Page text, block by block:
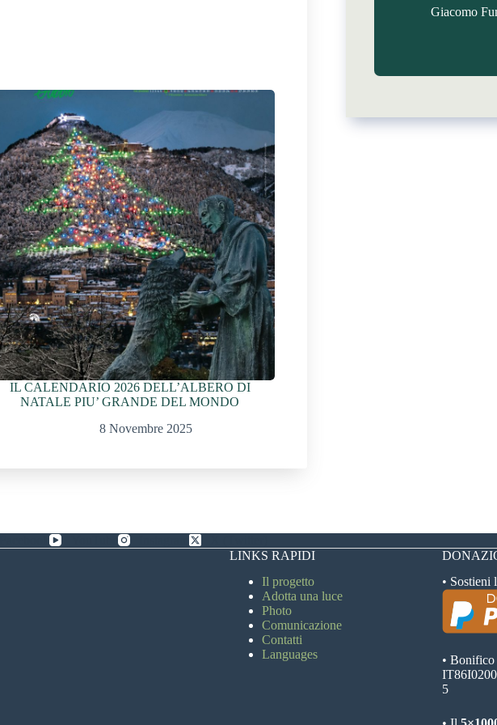
IL CALENDARIO 2026 DELL’ALBERO DI
NATALE PIU’ GRANDE DEL MONDO
8 Novembre 2025
Giacomo
Facebook
LINKS RAPIDI
Il progetto
Adotta una luce
Photo
Comunicazione
Contatti
Languages
• Sostieni
•
5